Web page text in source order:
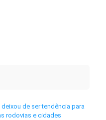
de ser tendência para
rodovias e cidades